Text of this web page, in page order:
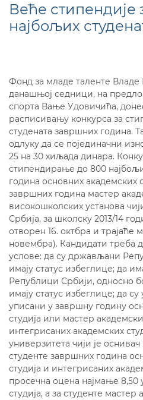
Веће стипендије
најбољих
Фонд за младе таленте Владе
данашњој седници, на
спорта Вање Удовичића,
расписивању конкурса за
студената завршних година.
одлуку да се појединачни
25 на 30 хиљада динара.
стипендирање до 800
година основних академских
завршних година мастер
високошколских установа
Србија, за школску 2013/14
отворен 16. октбра и трајаће
новембра). Кандидати треба
услове: да су држављани
имају статус избеглице; да
Републици Србији, односно
имају статус избеглице; да
уписани у завршну годину
студија или мастер
интегрисаних академских
универзитета чији је
студенте завршних година
студија и интегрисаних
просечна оцена најмање 8,50
студија, а за студенте мастер